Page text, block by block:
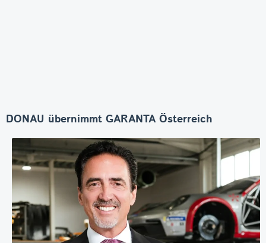
DONAU übernimmt GARANTA Österreich